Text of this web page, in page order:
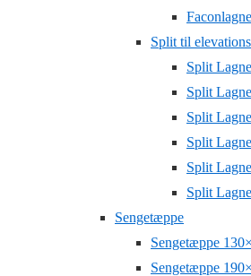
Split til
Split
Split
Split
Split
Split
Split
Sengetæppe
Sengetæppe
Sengetæppe